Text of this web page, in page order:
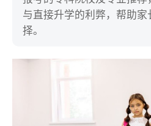
与直接升学的利弊，帮助
择。